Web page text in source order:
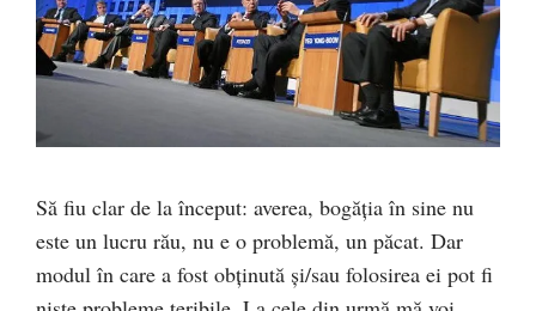
Să fiu clar de la început: averea, bogăţia în sine nu
este un lucru rău, nu e o problemă, un păcat. Dar
modul în care a fost obţinută şi/sau folosirea ei pot fi